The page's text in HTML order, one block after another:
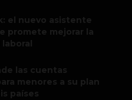
el nuevo asistente
promete mejorar la
las cuentas
menores a su plan
países